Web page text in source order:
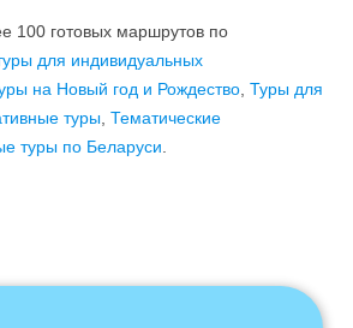
100 готовых маршрутов по
для индивидуальных
на Новый год и Рождество, Туры для
туры, Тематические
туры по Беларуси.